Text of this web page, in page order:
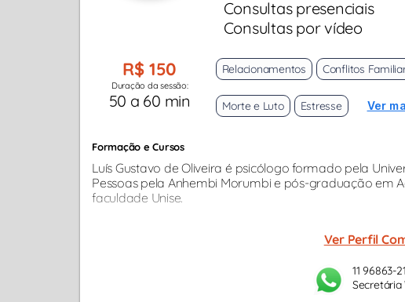
Consultas presenciais
Consultas por vídeo
R$ 150
Duração da sessão:
50 a 60 min
Relacionamentos Conflitos
Morte e Luto Estresse Ver
Formação e Cursos
Luís Gustavo de Oliveira é psicólogo formado pela
Pessoas pela Anhembi Morumbi e pós-graduação em
faculdade Unise.
Ver Perfil
11 96863-